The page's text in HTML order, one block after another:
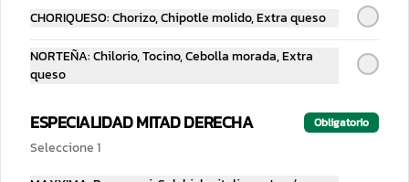
Agua 600 ml
CHORIQUESO: Chorizo, Chipotle molido, Extra queso
NORTEÑA: Chilorio, Tocino, Cebolla morada, Extra
queso
ESPECIALIDAD MITAD DERECHA Obligatorio
Seleccione 1